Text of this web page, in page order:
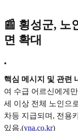
📰 횡성군, 노
면 확대
•
핵심 메시지 및 관련
여 수급 어르신에게
세 이상 전체 노인으
차등 지급되며, 전용
있음.(yna.co.kr)